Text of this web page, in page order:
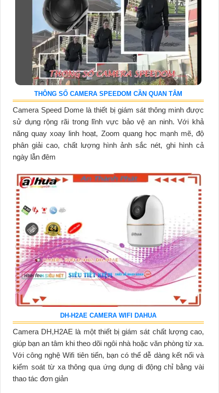
THÔNG SỐ CAMERA SPEEDOM CẦN QUAN TÂM
Camera Speed Dome là thiết bị giám sát thông minh được
sử dụng rộng rãi trong lĩnh vực bảo vệ an ninh. Với khả
năng quay xoay linh hoạt, Zoom quang học mạnh mẽ, độ
phân giải cao, chất lượng hình ảnh sắc nét, ghi hình cả
ngày lẫn đêm
DH-H2AE CAMERA WIFI DAHUA
Camera DH,H2AE là một thiết bị giám sát chất lượng cao,
giúp bạn an tâm khi theo dõi ngôi nhà hoặc văn phòng từ xa.
Với công nghệ Wifi tiên tiến, bạn có thể dễ dàng kết nối và
kiểm soát từ xa thông qua ứng dụng di động chỉ bằng vài
thao tác đơn giản